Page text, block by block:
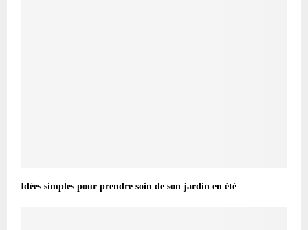
Idées simples pour prendre soin de son jardin en été